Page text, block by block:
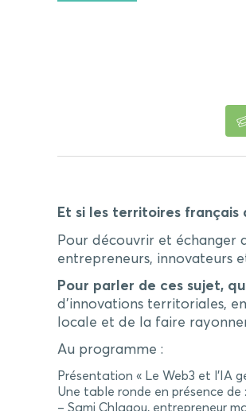
Et si les territoires
Pour découvrir et échanger
entrepreneurs, innovateurs
Pour parler de ces sujet,
d’innovations territoriales,
locale et de la faire
Au programme :
Présentation « Le Web3 et l’IA
Une table ronde en présence de :
– Sami Chlagou, entrepreneur